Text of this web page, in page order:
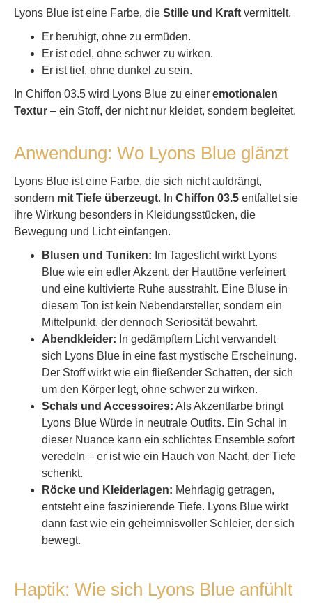
Lyons Blue ist eine Farbe, die Stille und Kraft vermittelt.
Er beruhigt, ohne zu ermüden.
Er ist edel, ohne schwer zu wirken.
Er ist tief, ohne dunkel zu sein.
In Chiffon 03.5 wird Lyons Blue zu einer emotionalen
Textur – ein Stoff, der nicht nur kleidet, sondern begleitet.
Anwendung: Wo Lyons Blue glänzt
Lyons Blue ist eine Farbe, die sich nicht aufdrängt,
sondern mit Tiefe überzeugt. In Chiffon 03.5 entfaltet sie
ihre Wirkung besonders in Kleidungsstücken, die
Bewegung und Licht einfangen.
Blusen und Tuniken: Im Tageslicht wirkt Lyons
Blue wie ein edler Akzent, der Hauttöne verfeinert
und eine kultivierte Ruhe ausstrahlt. Eine Bluse in
diesem Ton ist kein Nebendarsteller, sondern ein
Mittelpunkt, der dennoch Seriosität bewahrt.
Abendkleider: In gedämpftem Licht verwandelt
sich Lyons Blue in eine fast mystische Erscheinung.
Der Stoff wirkt wie ein fließender Schatten, der sich
um den Körper legt, ohne schwer zu wirken.
Schals und Accessoires: Als Akzentfarbe bringt
Lyons Blue Würde in neutrale Outfits. Ein Schal in
dieser Nuance kann ein schlichtes Ensemble sofort
veredeln – er ist wie ein Hauch von Nacht, der Tiefe
schenkt.
Röcke und Kleiderlagen: Mehrlagig getragen,
entsteht eine faszinierende Tiefe. Lyons Blue wirkt
dann fast wie ein geheimnisvoller Schleier, der sich
bewegt.
Haptik: Wie sich Lyons Blue anfühlt